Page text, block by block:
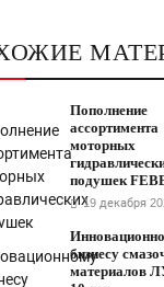
Пополнение
ассортимента
моторных
подушек
19 декабря
бизнесу
материалов